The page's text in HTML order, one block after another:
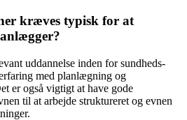
kræves typisk for at
uddannelse inden for sundheds-
med planlægning og
er også vigtigt at have gode
til at arbejde struktureret og evnen